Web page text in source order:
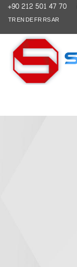
+90 212 501 47 70
TREN DEFRRSAR